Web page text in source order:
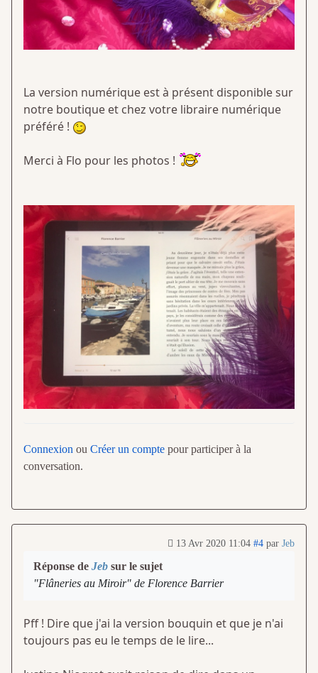
La version numérique est à présent disponible sur
notre boutique et chez votre libraire numérique
préféré !
Merci à Flo pour les photos !
Connexion ou Créer un compte pour participer à la
conversation.
13 Avr 2020 11:04 #4 par Jeb
Réponse de Jeb sur le sujet
"Flâneries au Miroir" de Florence Barrier
Pff ! Dire que j'ai la version bouquin et que je n'ai
toujours pas eu le temps de le lire...